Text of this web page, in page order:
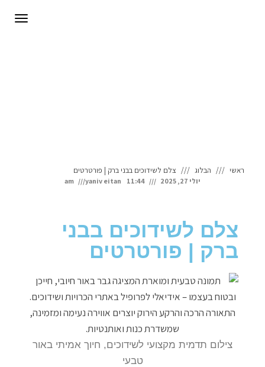
ראשי הבלוג צלם לשידוכים בבני ברק | פורטרטים
יולי 27, 2025 11:44 am
yaniv eitan
צלם לשידוכים בבני
ברק | פורטרטים
צילום תדמית מקצועי לשידוכים, חיוך אמיתי באור
טבעי